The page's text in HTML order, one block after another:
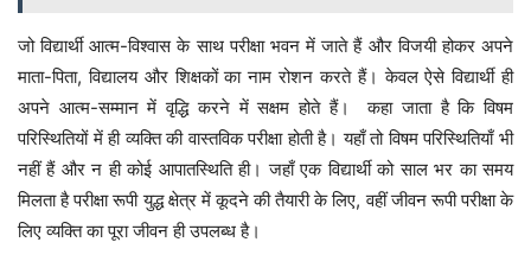
जो विद्यार्थी आत्म-विश्वास के साथ परीक्षा भवन में जाते हैं और विजयी होकर अपने
माता-पिता, विद्यालय और शिक्षकों का नाम रोशन करते हैं। केवल ऐसे विद्यार्थी ही
अपने आत्म-सम्मान में वृद्धि करने में सक्षम होते हैं। कहा जाता है कि विषम
परिस्थितियों में ही व्यक्ति की वास्तविक परीक्षा होती है। यहाँ तो विषम परिस्थितियाँ भी
नहीं हैं और न ही कोई आपातस्थिति ही। जहाँ एक विद्यार्थी को साल भर का समय
मिलता है परीक्षा रूपी युद्ध क्षेत्र में कूदने की तैयारी के लिए, वहीं जीवन रूपी परीक्षा के
लिए व्यक्ति का पूरा जीवन ही उपलब्ध है।